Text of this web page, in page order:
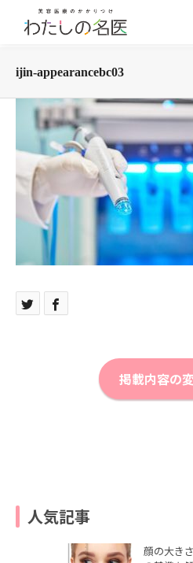
ijin-appearancebc03
掲載内容の
人気記事
顔の大き